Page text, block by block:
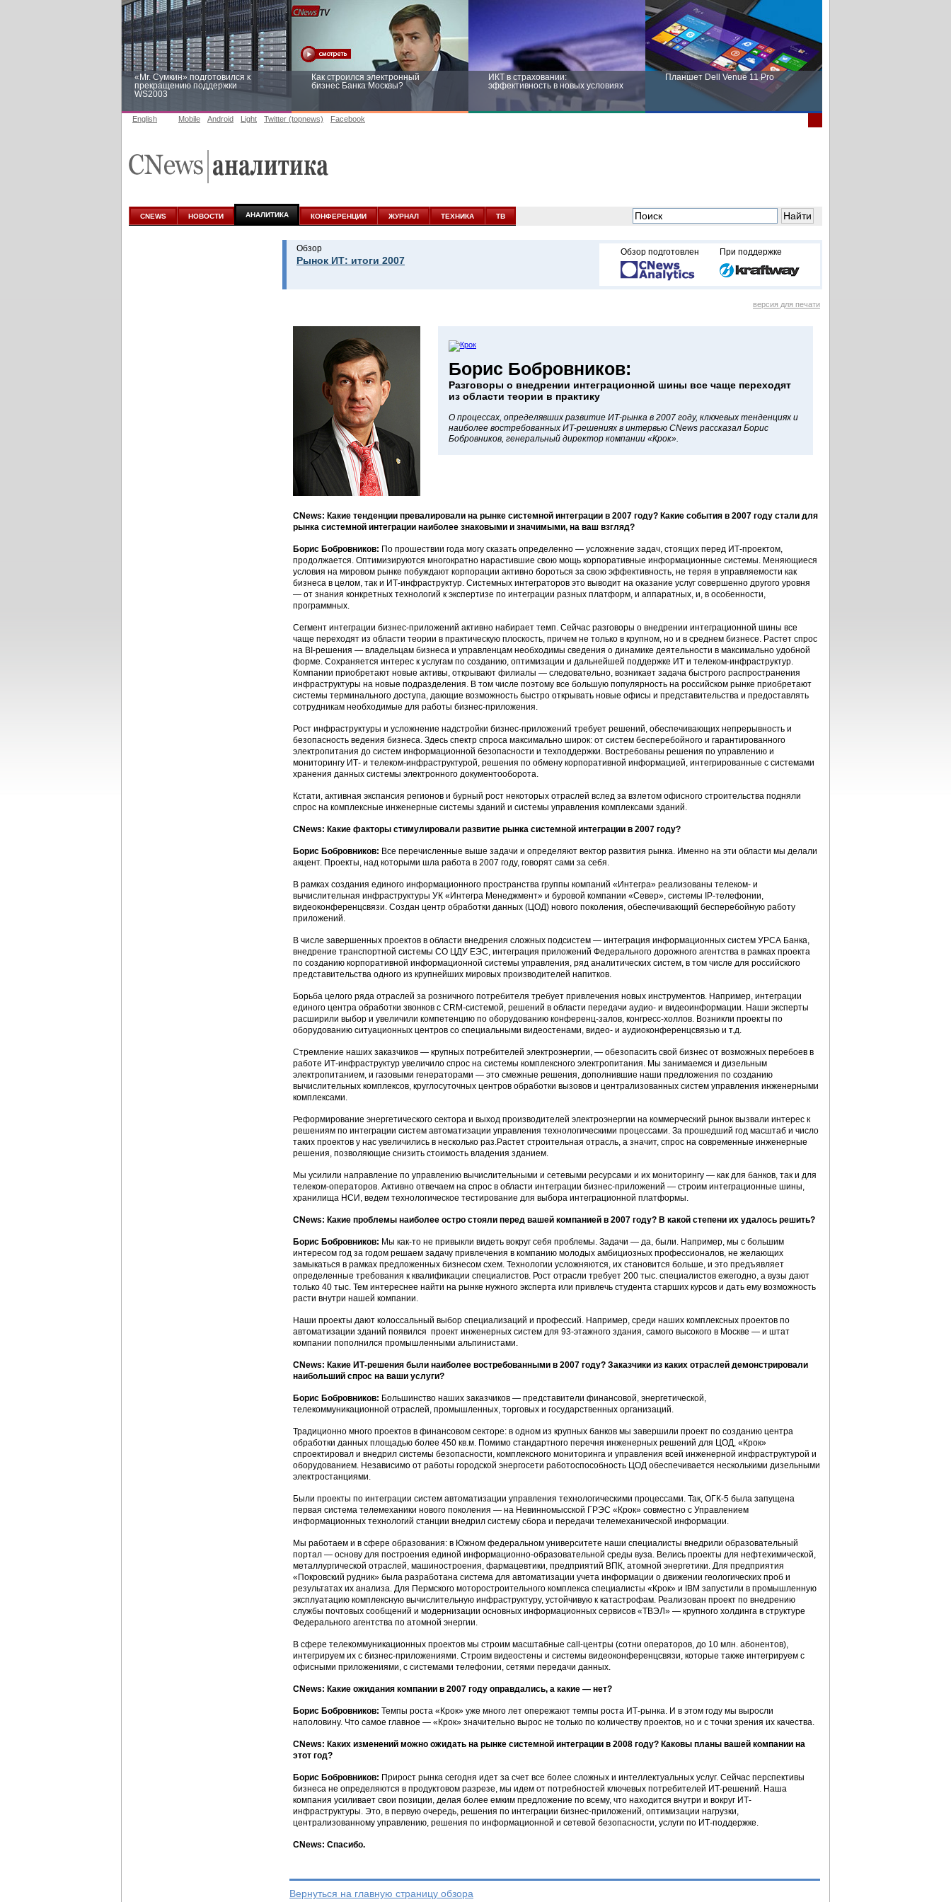
«Mr. Сумкин» подготовился к
прекращению поддержки
WS2003
Как строился электронный
бизнес Банка Москвы?
ИКТ в страховании:
эффективность в новых условиях
Планшет Dell Venue 11 Pro
аналитике
новых условиях
English Mobile Android Light Twitter (topnews) Facebook
CNEWS НОВОСТИ АНАЛИТИКА КОНФЕРЕНЦИИ ЖУРНАЛ ТЕХНИКА ТВ
Обзор
Рынок ИТ: итоги 2007
Обзор подготовлен При поддержке
версия для печати
Борис Бобровников:
Разговоры о внедрении интеграционной шины все чаще переходят
из области теории в практику
О процессах, определявших развитие ИТ-рынка в 2007 году, ключевых тенденциях и
наиболее востребованных ИТ-решениях в интервью CNews рассказал Борис
Бобровников, генеральный директор компании «Крок».
CNews: Какие тенденции превалировали на рынке системной интеграции в 2007 году? Какие события в 2007 году стали для
рынка системной интеграции наиболее знаковыми и значимыми, на ваш взгляд?
Борис Бобровников: По прошествии года могу сказать определенно — усложнение задач, стоящих перед ИТ-проектом,
продолжается. Оптимизируются многократно нарастившие свою мощь корпоративные информационные системы. Меняющиеся
условия на мировом рынке побуждают корпорации активно бороться за свою эффективность, не теряя в управляемости как
бизнеса в целом, так и ИТ-инфраструктур. Системных интеграторов это выводит на оказание услуг совершенно другого уровня
— от знания конкретных технологий к экспертизе по интеграции разных платформ, и аппаратных, и, в особенности,
программных.
Сегмент интеграции бизнес-приложений активно набирает темп. Сейчас разговоры о внедрении интеграционной шины все
чаще переходят из области теории в практическую плоскость, причем не только в крупном, но и в среднем бизнесе. Растет спрос
на BI-решения — владельцам бизнеса и управленцам необходимы сведения о динамике деятельности в максимально удобной
форме. Сохраняется интерес к услугам по созданию, оптимизации и дальнейшей поддержке ИТ и телеком-инфраструктур.
Компании приобретают новые активы, открывают филиалы — следовательно, возникает задача быстрого распространения
инфраструктуры на новые подразделения. В том числе поэтому все большую популярность на российском рынке приобретают
системы терминального доступа, дающие возможность быстро открывать новые офисы и представительства и предоставлять
сотрудникам необходимые для работы бизнес-приложения.
Рост инфраструктуры и усложнение надстройки бизнес-приложений требует решений, обеспечивающих непрерывность и
безопасность ведения бизнеса. Здесь спектр спроса максимально широк: от систем бесперебойного и гарантированного
электропитания до систем информационной безопасности и техподдержки. Востребованы решения по управлению и
мониторингу ИТ- и телеком-инфраструктурой, решения по обмену корпоративной информацией, интегрированные с системами
хранения данных системы электронного документооборота.
Кстати, активная экспансия регионов и бурный рост некоторых отраслей вслед за взлетом офисного строительства подняли
спрос на комплексные инженерные системы зданий и системы управления комплексами зданий.
CNews: Какие факторы стимулировали развитие рынка системной интеграции в 2007 году?
Борис Бобровников: Все перечисленные выше задачи и определяют вектор развития рынка. Именно на эти области мы делали
акцент. Проекты, над которыми шла работа в 2007 году, говорят сами за себя.
В рамках создания единого информационного пространства группы компаний «Интегра» реализованы телеком- и
вычислительная инфраструктуры УК «Интегра Менеджмент» и буровой компании «Север», системы IP-телефонии,
видеоконференцсвязи. Создан центр обработки данных (ЦОД) нового поколения, обеспечивающий бесперебойную работу
приложений.
В числе завершенных проектов в области внедрения сложных подсистем — интеграция информационных систем УРСА Банка,
внедрение транспортной системы СО ЦДУ ЕЭС, интеграция приложений Федерального дорожного агентства в рамках проекта
по созданию корпоративной информационной системы управления, ряд аналитических систем, в том числе для российского
представительства одного из крупнейших мировых производителей напитков.
Борьба целого ряда отраслей за розничного потребителя требует привлечения новых инструментов. Например, интеграции
единого центра обработки звонков с CRM-системой, решений в области передачи аудио- и видеоинформации. Наши эксперты
расширили выбор и увеличили компетенцию по оборудованию конференц-залов, конгресс-холлов. Возникли проекты по
оборудованию ситуационных центров со специальными видеостенами, видео- и аудиоконференцсвязью и т.д.
Стремление наших заказчиков — крупных потребителей электроэнергии, — обезопасить свой бизнес от возможных перебоев в
работе ИТ-инфраструктур увеличило спрос на системы комплексного электропитания. Мы занимаемся и дизельным
электропитанием, и газовыми генераторами — это смежные решения, дополнившие наши предложения по созданию
вычислительных комплексов, круглосуточных центров обработки вызовов и централизованных систем управления инженерными
комплексами.
Реформирование энергетического сектора и выход производителей электроэнергии на коммерческий рынок вызвали интерес к
решениям по интеграции систем автоматизации управления технологическими процессами. За прошедший год масштаб и число
таких проектов у нас увеличились в несколько раз.Растет строительная отрасль, а значит, спрос на современные инженерные
решения, позволяющие снизить стоимость владения зданием.
Мы усилили направление по управлению вычислительными и сетевыми ресурсами и их мониторингу — как для банков, так и для
телеком-операторов. Активно отвечаем на спрос в области интеграции бизнес-приложений — строим интеграционные шины,
хранилища НСИ, ведем технологическое тестирование для выбора интеграционной платформы.
CNews: Какие проблемы наиболее остро стояли перед вашей компанией в 2007 году? В какой степени их удалось решить?
Борис Бобровников: Мы как-то не привыкли видеть вокруг себя проблемы. Задачи — да, были. Например, мы с большим
интересом год за годом решаем задачу привлечения в компанию молодых амбициозных профессионалов, не желающих
замыкаться в рамках предложенных бизнесом схем. Технологии усложняются, их становится больше, и это предъявляет
определенные требования к квалификации специалистов. Рост отрасли требует 200 тыс. специалистов ежегодно, а вузы дают
только 40 тыс. Тем интереснее найти на рынке нужного эксперта или привлечь студента старших курсов и дать ему возможность
расти внутри нашей компании.
Наши проекты дают колоссальный выбор специализаций и профессий. Например, среди наших комплексных проектов по
автоматизации зданий появился проект инженерных систем для 93-этажного здания, самого высокого в Москве — и штат
компании пополнился промышленными альпинистами.
CNews: Какие ИТ-решения были наиболее востребованными в 2007 году? Заказчики из каких отраслей демонстрировали
наибольший спрос на ваши услуги?
Борис Бобровников: Большинство наших заказчиков — представители финансовой, энергетической,
телекоммуникационной отраслей, промышленных, торговых и государственных организаций.
Традиционно много проектов в финансовом секторе: в одном из крупных банков мы завершили проект по созданию центра
обработки данных площадью более 450 кв.м. Помимо стандартного перечня инженерных решений для ЦОД, «Крок»
спроектировал и внедрил системы безопасности, комплексного мониторинга и управления всей инженерной инфраструктурой и
оборудованием. Независимо от работы городской энергосети работоспособность ЦОД обеспечивается несколькими дизельными
электростанциями.
Были проекты по интеграции систем автоматизации управления технологическими процессами. Так, ОГК-5 была запущена
первая система телемеханики нового поколения — на Невинномысской ГРЭС «Крок» совместно с Управлением
информационных технологий станции внедрил систему сбора и передачи телемеханической информации.
Мы работаем и в сфере образования: в Южном федеральном университете наши специалисты внедрили образовательный
портал — основу для построения единой информационно-образовательной среды вуза. Велись проекты для нефтехимической,
металлургической отраслей, машиностроения, фармацевтики, предприятий ВПК, атомной энергетики. Для предприятия
«Покровский рудник» была разработана система для автоматизации учета информации о движении геологических проб и
результатах их анализа. Для Пермского моторостроительного комплекса специалисты «Крок» и IBM запустили в промышленную
эксплуатацию комплексную вычислительную инфраструктуру, устойчивую к катастрофам. Реализован проект по внедрению
службы почтовых сообщений и модернизации основных информационных сервисов «ТВЭЛ» — крупного холдинга в структуре
Федерального агентства по атомной энергии.
В сфере телекоммуникационных проектов мы строим масштабные call-центры (сотни операторов, до 10 млн. абонентов),
интегрируем их с бизнес-приложениями. Строим видеостены и системы видеоконференцсвязи, которые также интегрируем с
офисными приложениями, с системами телефонии, сетями передачи данных.
CNews: Какие ожидания компании в 2007 году оправдались, а какие — нет?
Борис Бобровников: Темпы роста «Крок» уже много лет опережают темпы роста ИТ-рынка. И в этом году мы выросли
наполовину. Что самое главное — «Крок» значительно вырос не только по количеству проектов, но и с точки зрения их качества.
CNews: Каких изменений можно ожидать на рынке системной интеграции в 2008 году? Каковы планы вашей компании на
этот год?
Борис Бобровников: Прирост рынка сегодня идет за счет все более сложных и интеллектуальных услуг. Сейчас перспективы
бизнеса не определяются в продуктовом разрезе, мы идем от потребностей ключевых потребителей ИТ-решений. Наша
компания усиливает свои позиции, делая более емким предложение по всему, что находится внутри и вокруг ИТ-
инфраструктуры. Это, в первую очередь, решения по интеграции бизнес-приложений, оптимизации нагрузки,
централизованному управлению, решения по информационной и сетевой безопасности, услуги по ИТ-поддержке.
CNews: Спасибо.
Вернуться на главную страницу обзора